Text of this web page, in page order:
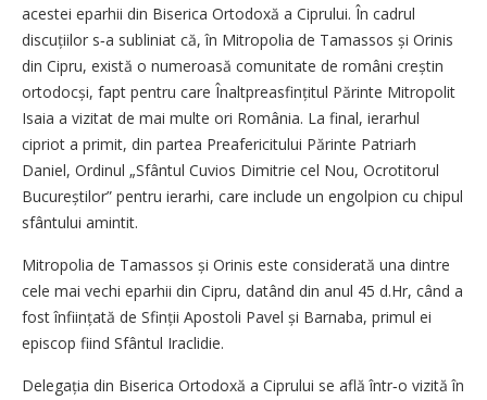
acestei eparhii din Biserica Ortodoxă a Ciprului. În cadrul
discuțiilor s‑a subliniat că, în Mitropolia de Tamassos și Orinis
din Cipru, există o numeroasă comunitate de români creștin
ortodocși, fapt pentru care Înaltpreasfințitul Părinte Mitropolit
Isaia a vizitat de mai multe ori România. La final, ierarhul
cipriot a primit, din partea Preafericitului Părinte Patriarh
Daniel, Ordinul „Sfântul Cuvios Dimitrie cel Nou, Ocrotitorul
Bucureștilor” pentru ierarhi, care include un engolpion cu chipul
sfântului amintit.
Mitropolia de Tamassos și Orinis este considerată una dintre
cele mai vechi eparhii din Cipru, datând din anul 45 d.Hr, când a
fost înființată de Sfinții Apostoli Pavel și Barnaba, primul ei
episcop fiind Sfântul Iraclidie.
Delegația din Biserica Ortodoxă a Ciprului se află într‑o vizită în